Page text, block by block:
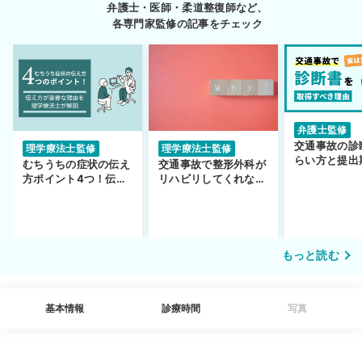
弁護士・医師・柔道整復師など、
各専門家監修の記事をチェック
理学療法士監修
むちうちの症状の伝え
方ポイント4つ！伝え
理学療法士監修
交通事故で整形外科が
リハビリしてくれな
弁護士監修
交通事故の診
らい方と提
もっと読む
基本情報 診療時間 写真